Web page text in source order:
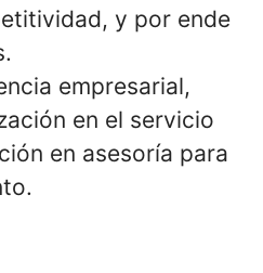
y por ende
empresarial,
en el servicio
en asesoría para